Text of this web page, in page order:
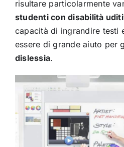
risultare particolarmente
studenti con disabilità
capacità di ingrandire testi
essere di grande aiuto per
dislessia.